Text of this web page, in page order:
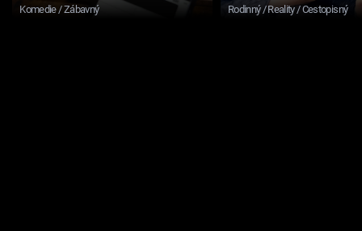
Komedie / Zábavný Rodinný / Reality / Cestopisný